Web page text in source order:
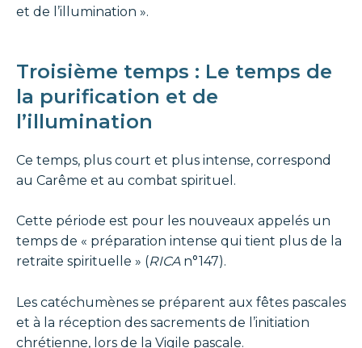
et de l’illumination ».
Troisième temps : Le temps de
la purification et de
l’illumination
Ce temps, plus court et plus intense, correspond
au Carême et au combat spirituel.
Cette période est pour les nouveaux appelés un
temps de « préparation intense qui tient plus de la
retraite spirituelle » (RICAn°147).
Les catéchumènes se préparent aux fêtes pascales
et à la réception des sacrements de l’initiation
chrétienne, lors de la Vigile pascale.